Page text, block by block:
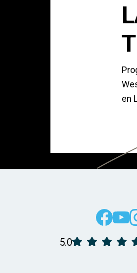
en
5.0